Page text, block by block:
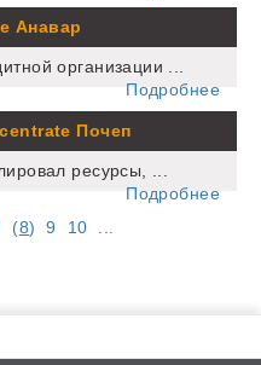
Анавар
организации ...
Подробнее
Почеп
ресурсы, ...
Подробнее
(8) 9 10 ...